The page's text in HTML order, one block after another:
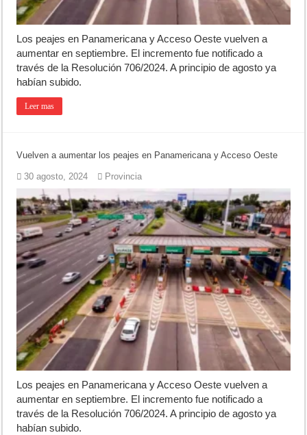
Los peajes en Panamericana y Acceso Oeste vuelven a
aumentar en septiembre. El incremento fue notificado a
través de la Resolución 706/2024. A principio de agosto ya
habían subido.
Leer mas
Vuelven a aumentar los peajes en Panamericana y Acceso Oeste
30 agosto, 2024 Provincia
Los peajes en Panamericana y Acceso Oeste vuelven a
aumentar en septiembre. El incremento fue notificado a
través de la Resolución 706/2024. A principio de agosto ya
habían subido.